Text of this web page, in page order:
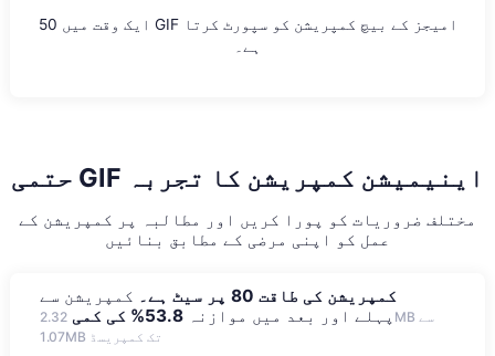
ایک وقت میں 50 GIF امیجز کے بیچ کمپریشن کو سپورٹ کرتا
ہے۔
حتمی GIF اینیمیشن کمپریشن کا تجربہ
مختلف ضروریات کو پورا کریں اور مطالبہ پر کمپریشن کے
عمل کو اپنی مرضی کے مطابق بنائیں
کمپریشن کی طاقت 80 پر سیٹ ہے۔
کمپریشن سے
پہلے اور بعد میں موازنہ 53.8% کی کمی
2.32MB سے
1.07MB تک کمپریسڈ